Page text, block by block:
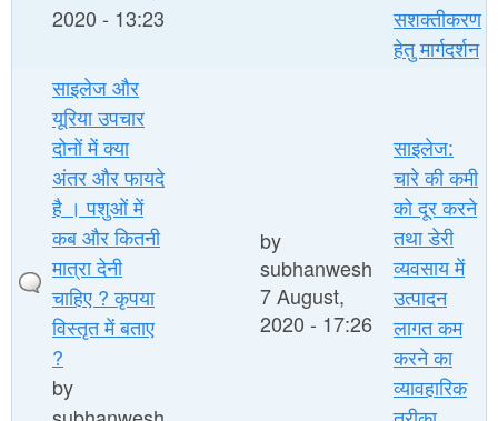
2020 - 13:23
सशक्तीकरण
हेतु मार्गदर्शन
साइलेज और
यूरिया उपचार
दोनों में क्या
अंतर और फायदे
है । पशुओं में
कब और कितनी
मात्रा देनी
चाहिए ? कृपया
विस्तृत में बताए
?
by
by
subhanwesh
7 August,
2020 - 17:26
साइलेज:
चारे की कमी
को दूर करने
तथा डेरी
व्यवसाय में
उत्पादन
लागत कम
करने का
व्यावहारिक